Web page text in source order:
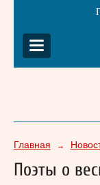
Главная →
Поэты о